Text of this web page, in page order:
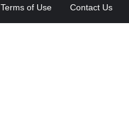
Terms of Use Contact Us